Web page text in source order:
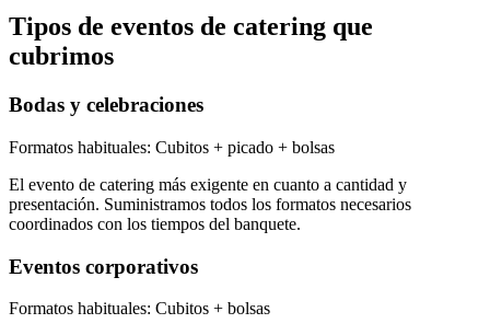
Tipos de eventos de catering que
cubrimos
Bodas y celebraciones
Formatos habituales: Cubitos + picado + bolsas
El evento de catering más exigente en cuanto a cantidad y
presentación. Suministramos todos los formatos necesarios
coordinados con los tiempos del banquete.
Eventos corporativos
Formatos habituales: Cubitos + bolsas